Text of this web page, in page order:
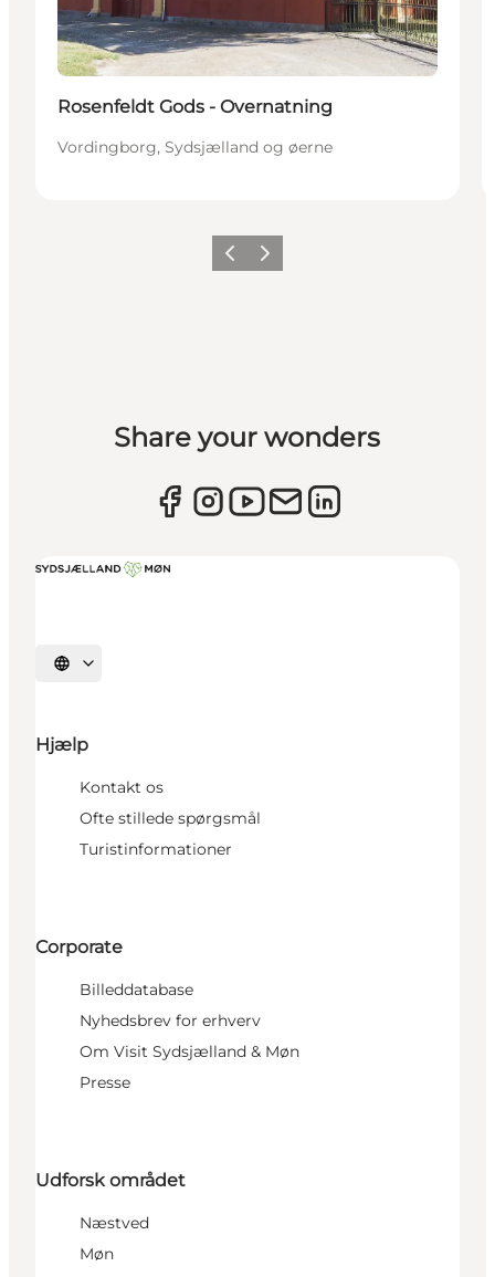
Rosenfeldt Gods - Overnatning
Vordingborg, Sydsjælland og øerne
ForrigeNæste
Share your wonders
Vælg sprog
Hjælp
Kontakt os
Ofte stillede spørgsmål
Turistinformationer
Corporate
Billeddatabase
Nyhedsbrev for erhverv
Om Visit Sydsjælland & Møn
Presse
Udforsk området
Næstved
Møn